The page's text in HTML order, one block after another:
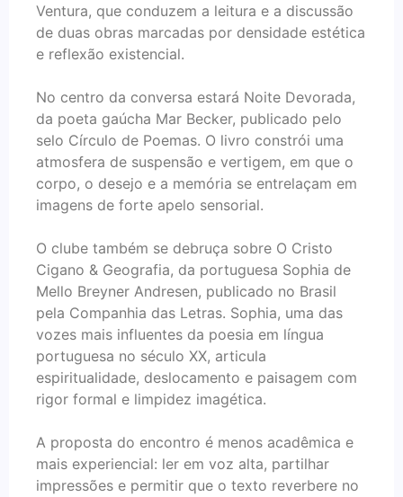
Ventura, que conduzem a leitura e a discussão
de duas obras marcadas por densidade estética
e reflexão existencial.
No centro da conversa estará Noite Devorada,
da poeta gaúcha Mar Becker, publicado pelo
selo Círculo de Poemas. O livro constrói uma
atmosfera de suspensão e vertigem, em que o
corpo, o desejo e a memória se entrelaçam em
imagens de forte apelo sensorial.
O clube também se debruça sobre O Cristo
Cigano & Geografia, da portuguesa Sophia de
Mello Breyner Andresen, publicado no Brasil
pela Companhia das Letras. Sophia, uma das
vozes mais influentes da poesia em língua
portuguesa no século XX, articula
espiritualidade, deslocamento e paisagem com
rigor formal e limpidez imagética.
A proposta do encontro é menos acadêmica e
mais experiencial: ler em voz alta, partilhar
impressões e permitir que o texto reverbere no